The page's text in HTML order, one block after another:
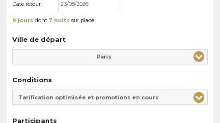
Date retour :
9 jours dont 7 nuits sur place
Ville de départ
Paris
Conditions
Tarification optimisée et promotions en cours
Participants